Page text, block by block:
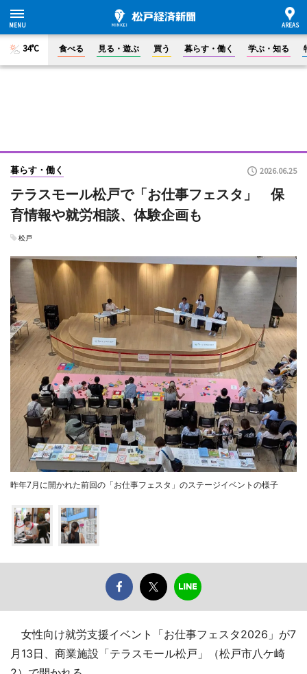
34°C 食べる 見る・遊ぶ 買う 暮らす・働く 学ぶ・知る
暮らす・働く 2026.06.25
テラスモール松戸で「お仕事フェスタ」 保
育情報や就労相談、体験企画も
松戸
昨年7月に開かれた前回の「お仕事フェスタ」のステージイベントの様子
女性向け就労支援イベント「お仕事フェスタ2026」が7
月13日、商業施設「テラスモール松戸」（松戸市八ケ崎